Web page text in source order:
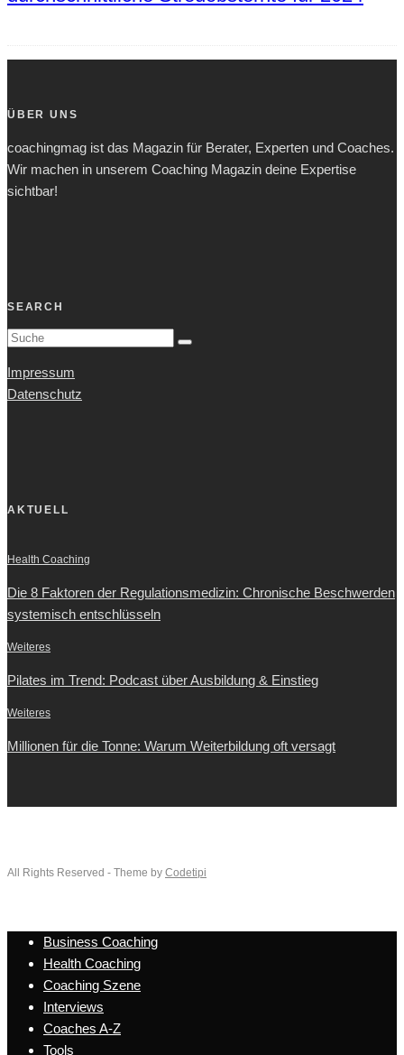
ÜBER UNS
coachingmag ist das Magazin für Berater, Experten und Coaches.
Wir machen in unserem Coaching Magazin deine Expertise
sichtbar!
SEARCH
Impressum
Datenschutz
AKTUELL
Health Coaching
Die 8 Faktoren der Regulationsmedizin: Chronische Beschwerden
systemisch entschlüsseln
Weiteres
Pilates im Trend: Podcast über Ausbildung & Einstieg
Weiteres
Millionen für die Tonne: Warum Weiterbildung oft versagt
All Rights Reserved - Theme by Codetipi
Business Coaching
Health Coaching
Coaching Szene
Interviews
Coaches A-Z
Tools